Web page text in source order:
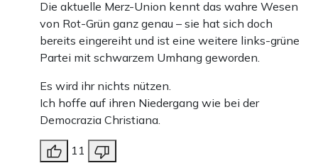
Die aktuelle Merz-Union kennt das wahre Wesen
von Rot-Grün ganz genau – sie hat sich doch
bereits eingereiht und ist eine weitere links-grüne
Partei mit schwarzem Umhang geworden.
Es wird ihr nichts nützen.
Ich hoffe auf ihren Niedergang wie bei der
Democrazia Christiana.
11